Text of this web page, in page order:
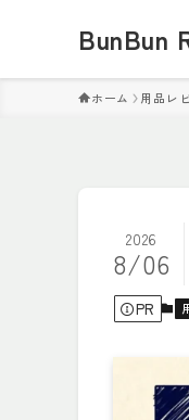
BunBun
ホーム 用品レ
2026
8/06
PR